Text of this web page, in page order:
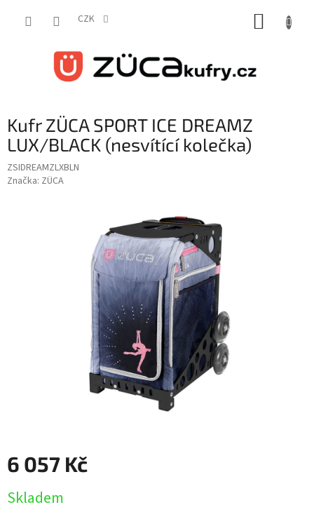
CZK
Kufr ZÜCA SPORT ICE DREAMZ
LUX/BLACK (nesvítící kolečka)
ZSIDREAMZLXBLN
Značka: ZÜCA
6 057 Kč
cena:
Skladem